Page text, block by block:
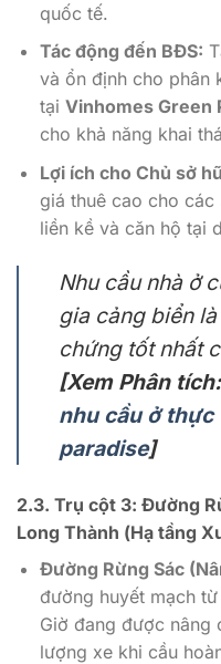
quốc tế.
Tác động đến BĐS:
và ổn định cho phân
tại Vinhomes Green
cho khả năng khai
Lợi ích cho Chủ sở
giá thuê cao cho
liền kề và căn hộ tại
Nhu cầu nhà ở
gia cảng biển
chứng tốt nhất
[Xem Phân tích:
nhu cầu ở thực
paradise]
2.3. Trụ cột 3: Đường
Long Thành (Hạ tầng
Đường Rừng Sác
đường huyết mạch
Giờ đang được nâng
lượng xe khi cầu